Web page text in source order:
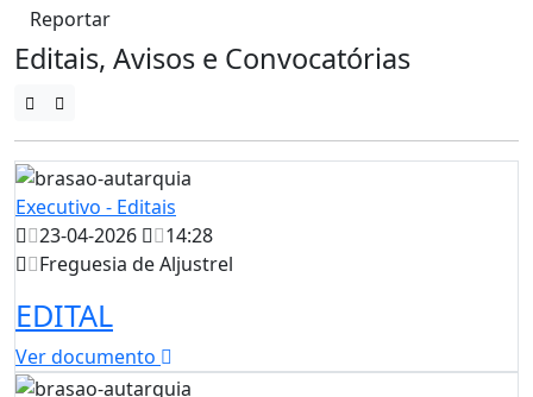
Reportar
Editais, Avisos e Convocatórias
Executivo - Editais
23-04-2026
14:28
Freguesia de Aljustrel
EDITAL
Ver documento